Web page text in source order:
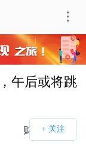
午后或将跳
财经号APP